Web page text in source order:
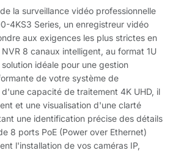
la surveillance vidéo professionnelle
4KS3 Series, un enregistreur vidéo
aux exigences les plus strictes en
8 canaux intelligent, au format 1U
idéale pour une gestion
de votre système de
capacité de traitement 4K UHD, il
et une visualisation d'une clarté
une identification précise des détails
8 ports PoE (Power over Ethernet)
l'installation de vos caméras IP,